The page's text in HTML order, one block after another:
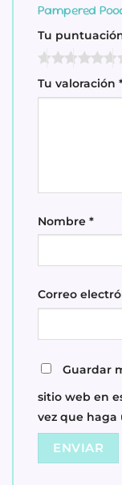
Pampered
Tu
Tu valoración
Nombre *
Correo
Guardar
sitio web en
vez que